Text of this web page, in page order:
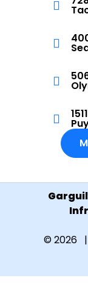
© 2026 |